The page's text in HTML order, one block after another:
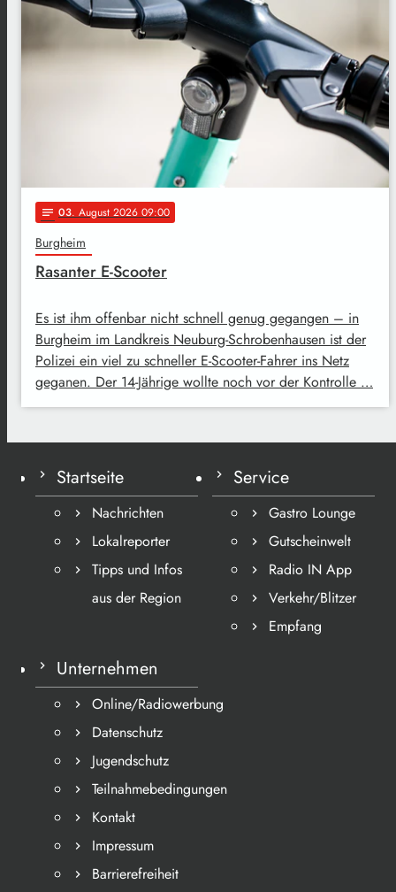
notes 03. August 2026 09:00
Burgheim
Rasanter E-Scooter
Es ist ihm offenbar nicht schnell genug gegangen – in
Burgheim im Landkreis Neuburg-Schrobenhausen ist der
Polizei ein viel zu schneller E-Scooter-Fahrer ins Netz
geganen. Der 14-Jährige wollte noch vor der Kontrolle …
Startseite
Nachrichten
Lokalreporter
Tipps und Infos
aus der Region
Service
Gastro Lounge
Gutscheinwelt
Radio IN App
Verkehr/Blitzer
Empfang
Unternehmen
Online/Radiowerbung
Datenschutz
Jugendschutz
Teilnahmebedingungen
Kontakt
Impressum
Barrierefreiheit